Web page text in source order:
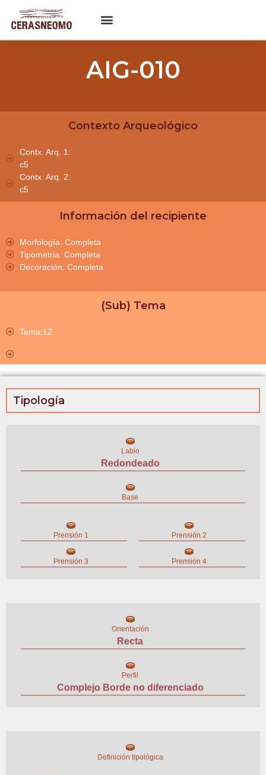
AIG-010
Contexto Arqueológico
Contx. Arq. 1:
c5
Contx. Arq. 2:
c5
Información del recipiente
Morfología: Completa
Tipometria: Completa
Decoración: Completa
(Sub) Tema
Tema:12
Tipología
Labio
Redondeado
Base
Prensión 1 Prensión 2
Prensión 3 Prensión 4
Orientación
Recta
Perfil
Complejo Borde no diferenciado
Definición tipológica